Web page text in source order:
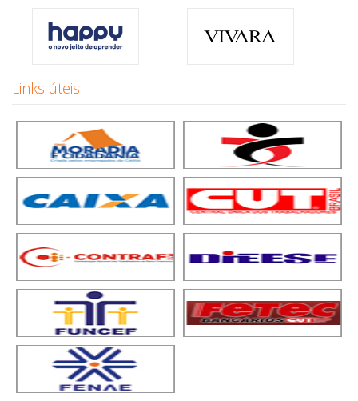
Links úteis